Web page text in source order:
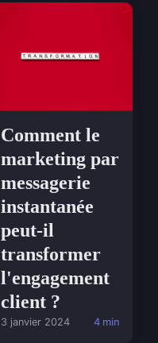
Comment le
marketing par
messagerie
instantanée
peut-il
transformer
l'engagement
client ?
3 janvier 2024 4 min